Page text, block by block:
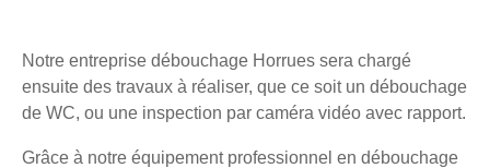
Notre entreprise débouchage Horrues sera chargé
ensuite des travaux à réaliser, que ce soit un débouchage
de WC, ou une inspection par caméra vidéo avec rapport.
Grâce à notre équipement professionnel en débouchage